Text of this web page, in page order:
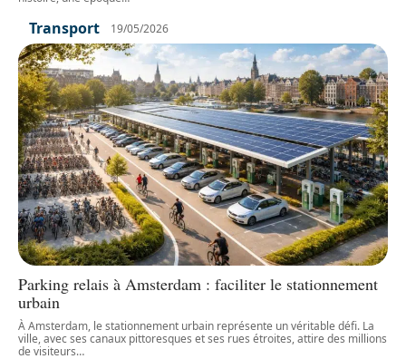
Transport 19/05/2026
Parking relais à Amsterdam : faciliter le stationnement
urbain
À Amsterdam, le stationnement urbain représente un véritable défi. La
ville, avec ses canaux pittoresques et ses rues étroites, attire des millions
de visiteurs…